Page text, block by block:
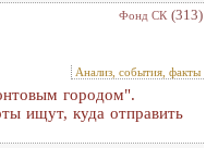
Фонд СК (313)
Анализ, события, факты
городом".
ищут, куда отправить